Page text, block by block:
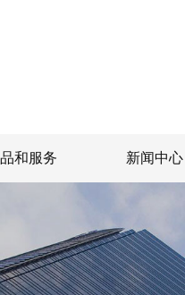
和服务 新闻中心